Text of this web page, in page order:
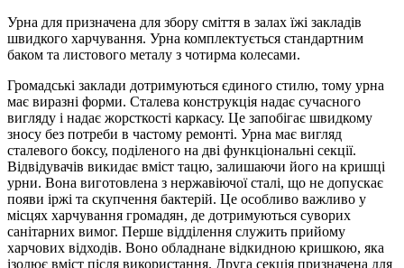
Урна для призначена для збору сміття в залах їжі закладів
швидкого харчування. Урна комплектується стандартним
баком та листового металу з чотирма колесами.
Громадські заклади дотримуються єдиного стилю, тому урна
має виразні форми. Сталева конструкція надає сучасного
вигляду і надає жорсткості каркасу. Це запобігає швидкому
зносу без потреби в частому ремонті. Урна має вигляд
сталевого боксу, поділеного на дві функціональні секції.
Відвідувачів викидає вміст тацю, залишаючи його на кришці
урни. Вона виготовлена ​​з нержавіючої сталі, що не допускає
появи іржі та скупчення бактерій. Це особливо важливо у
місцях харчування громадян, де дотримуються суворих
санітарних вимог. Перше відділення служить прийому
харчових відходів. Воно обладнане відкидною кришкою, яка
ізолює вміст після використання. Друга секція призначена для